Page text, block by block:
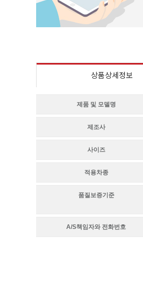
상품상세정보
제품 및 모델명
제조사
사이즈
적용차종
품질보증기준
A/S책임자와 전화번호